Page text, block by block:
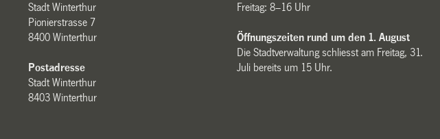
Stadt Winterthur
Pionierstrasse 7
8400 Winterthur
Postadresse
Stadt Winterthur
8403 Winterthur
Freitag: 8–16 Uhr
Öffnungszeiten rund um den 1. August
Die Stadtverwaltung schliesst am Freitag, 31.
Juli bereits um 15 Uhr.